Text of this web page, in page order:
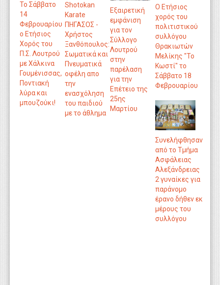
Το Σάββατο
14
Φεβρουαρίου
ο Ετήσιος
Χορός του
Π.Σ. Λουτρού
με Χάλκινα
Γουμένισσας,
Ποντιακή
λύρα και
μπουζούκι!
Shotokan
Karate
ΠΗΓΑΣΟΣ -
Χρήστος
Ξανθόπουλος:
Σωματικά και
Πνευματικά
οφέλη απο
την
ενασχόληση
του παιδιού
με το άθλημα
Εξαιρετική
εμφάνιση
για τον
Σύλλογο
Λουτρού
στην
παρέλαση
για την
Επέτειο της
25ης
Μαρτίου
Ο Ετήσιος
χορός του
πολιτιστικού
συλλόγου
Θρακιωτών
Μελίκης "Το
Κωστί" το
Σάββατο 18
Φεβρουαρίου
Συνελήφθησαν
από το Τμήμα
Ασφάλειας
Αλεξάνδρειας
2 γυναίκες για
παράνομο
έρανο δήθεν εκ
μέρους του
συλλόγου